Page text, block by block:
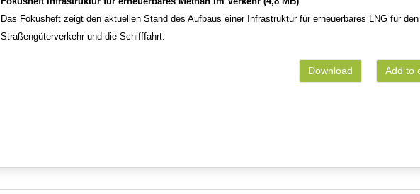
Das Fokusheft zeigt den aktuellen Stand des Aufbaus einer Infrastruktur für erneuerbares LNG für den
Straßengüterverkehr und die Schifffahrt.
Add to
Download